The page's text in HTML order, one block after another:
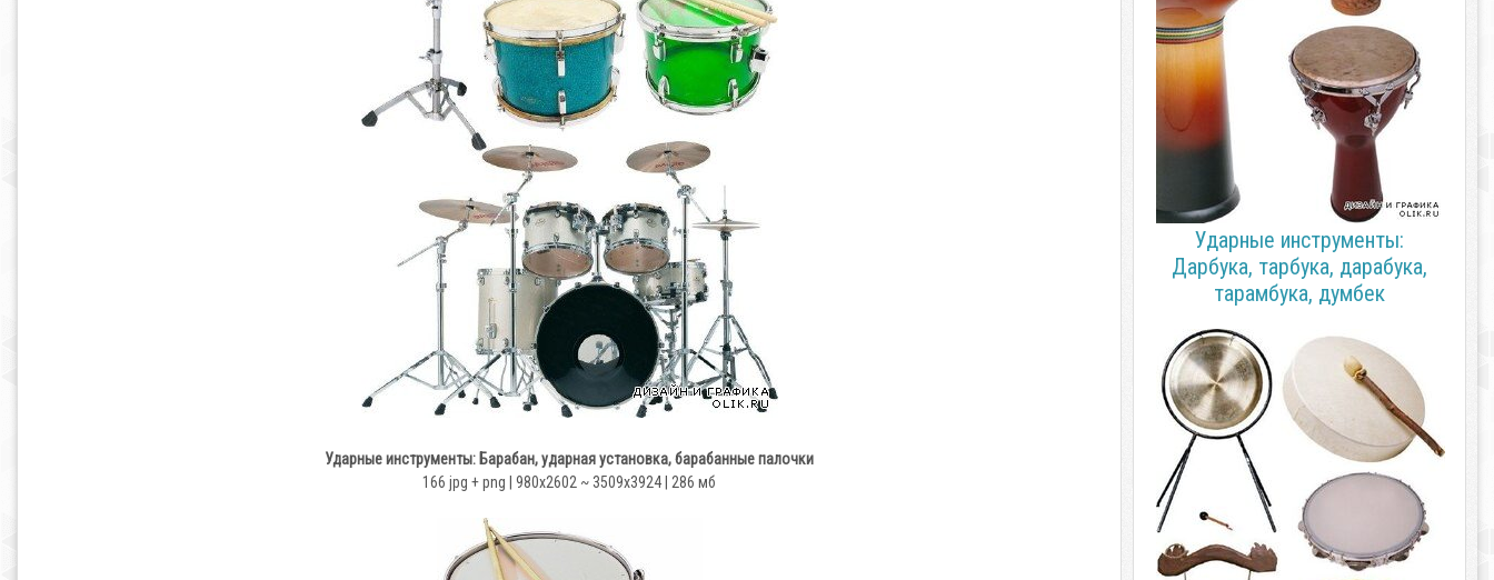
Ударные инструменты: Барабан, ударная установка, барабанные палочки
166 jpg + png | 980x2602 ~ 3509x3924 | 286 мб
Ударные инструменты:
Дарбука, тарбука, дарабука,
тарамбука, думбек